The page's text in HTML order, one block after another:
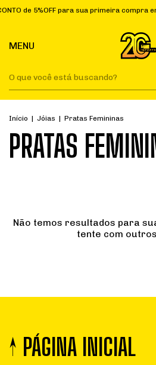
de 5%OFF para sua primeira
MENU
Início | Jóias | Pratas Femininas
PRATAS
Não temos resultados para
tente com
↑ PÁGINA INICIAL